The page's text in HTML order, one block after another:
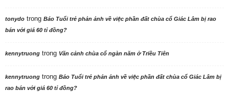
tonydo trong Báo Tuổi trẻ phản ảnh về việc phần đất chùa cổ Giác Lâm bị rao
bán với giá 60 tỉ đồng?
kennytruong trong Vãn cảnh chùa cổ ngàn năm ở Triều Tiên
kennytruong trong Báo Tuổi trẻ phản ảnh về việc phần đất chùa cổ Giác Lâm bị
rao bán với giá 60 tỉ đồng?